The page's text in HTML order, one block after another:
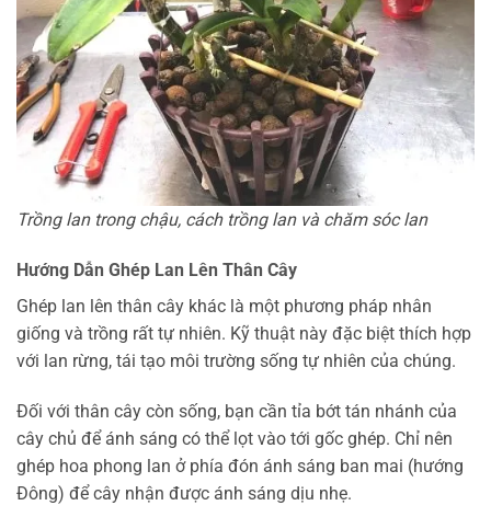
Trồng lan trong chậu, cách trồng lan và chăm sóc lan
Hướng Dẫn Ghép Lan Lên Thân Cây
Ghép lan lên thân cây khác là một phương pháp nhân
giống và trồng rất tự nhiên. Kỹ thuật này đặc biệt thích hợp
với lan rừng, tái tạo môi trường sống tự nhiên của chúng.
Đối với thân cây còn sống, bạn cần tỉa bớt tán nhánh của
cây chủ để ánh sáng có thể lọt vào tới gốc ghép. Chỉ nên
ghép hoa phong lan ở phía đón ánh sáng ban mai (hướng
Đông) để cây nhận được ánh sáng dịu nhẹ.